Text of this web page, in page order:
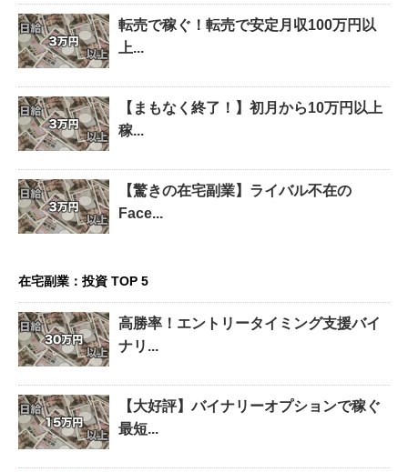
転売で稼ぐ！転売で安定月収100万円以
上...
【まもなく終了！】初月から10万円以上
稼...
【驚きの在宅副業】ライバル不在の
Face...
在宅副業：投資 TOP 5
高勝率！エントリータイミング支援バイ
ナリ...
【大好評】バイナリーオプションで稼ぐ
最短...